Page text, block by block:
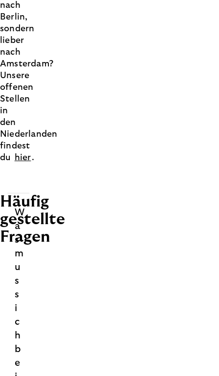
nach
Berlin,
sondern
lieber
nach
Amsterdam?
Unsere
offenen
Stellen
in
den
Niederlanden
findest
du
hier.
Häufig
gestellte
Fragen
W
a
s
m
u
s
s
i
c
h
b
e